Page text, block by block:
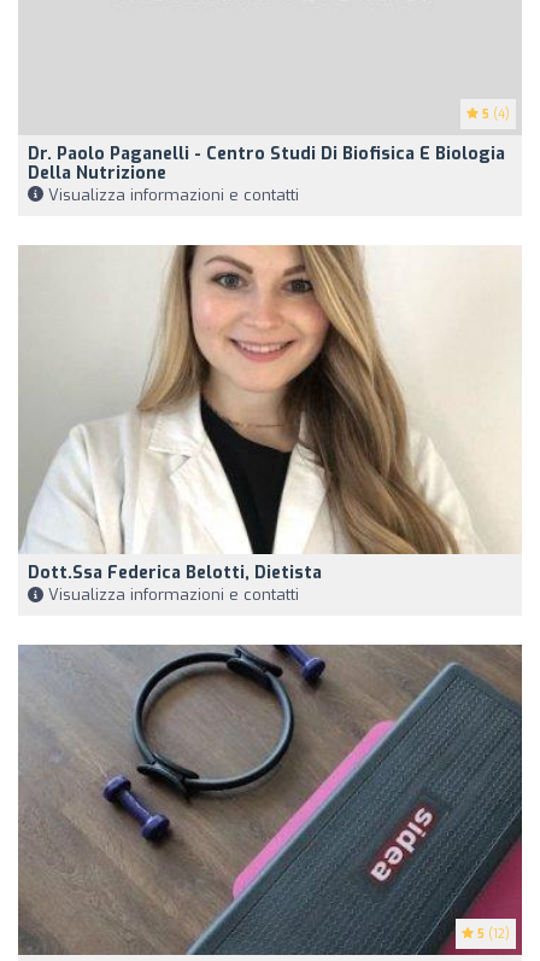
5 (4)
Dr. Paolo Paganelli - Centro Studi Di Biofisica E Biologia
Della Nutrizione
Visualizza informazioni e contatti
Dott.ssa Federica Belotti, Dietista
Visualizza informazioni e contatti
5 (12)